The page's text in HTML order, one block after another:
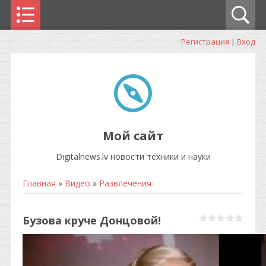
Регистрация | Вход
Мой сайт
Digitalnews.lv новости техники и науки
Главная » Видео » Развлечения
Бузова круче Донцовой!